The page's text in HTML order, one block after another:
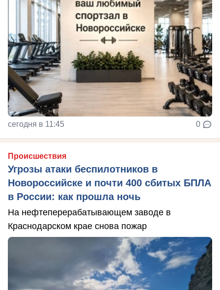
сегодня в 11:45 0
Происшествия
Угрозы атаки беспилотников в
Новороссийске и почти 400 сбитых БПЛА
в России: как прошла ночь
На нефтеперерабатывающем заводе в
Краснодарском крае снова пожар